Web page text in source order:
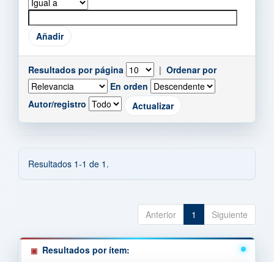
Resultados por página | Ordenar por
En orden
Autor/registro
Resultados 1-1 de 1.
Anterior 1 Siguiente
Resultados por ítem: